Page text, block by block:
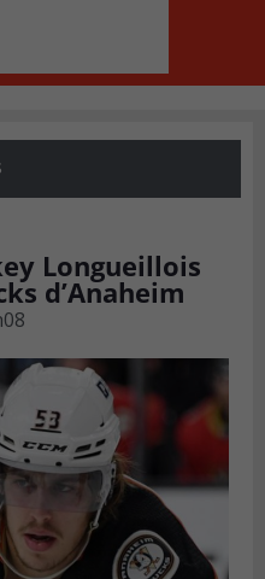
Longueillois
d’Anaheim